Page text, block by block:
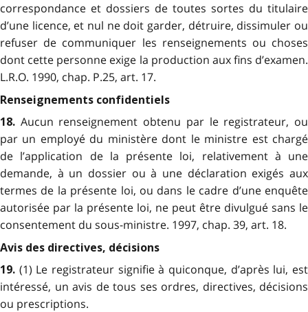
correspondance et dossiers de toutes sortes du titulaire
d’une licence, et nul ne doit garder, détruire, dissimuler ou
refuser de communiquer les renseignements ou choses
dont cette personne exige la production aux fins d’examen.
L.R.O. 1990, chap. P.25, art. 17.
Renseignements confidentiels
18. Aucun renseignement obtenu par le registrateur, ou
par un employé du ministère dont le ministre est chargé
de l’application de la présente loi, relativement à une
demande, à un dossier ou à une déclaration exigés aux
termes de la présente loi, ou dans le cadre d’une enquête
autorisée par la présente loi, ne peut être divulgué sans le
consentement du sous-ministre. 1997, chap. 39, art. 18.
Avis des directives, décisions
19. (1) Le registrateur signifie à quiconque, d’après lui, est
intéressé, un avis de tous ses ordres, directives, décisions
ou prescriptions.